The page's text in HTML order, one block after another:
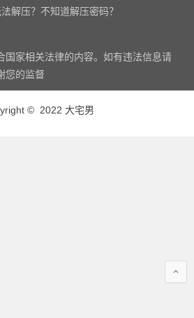
解压？不知道解压密码？
国家相关法律的内容。如有违法信息请
您的监督
© 2022 大宅男